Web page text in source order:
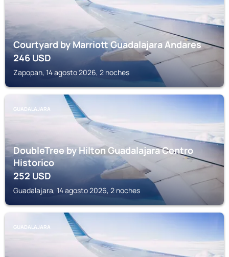
Courtyard by Marriott Guadalajara Andares
246USD
Zapopan, 14 agosto 2026, 2 noches
GUADALAJARA
DoubleTree by Hilton Guadalajara Centro
Historico
252USD
Guadalajara, 14 agosto 2026, 2 noches
GUADALAJARA